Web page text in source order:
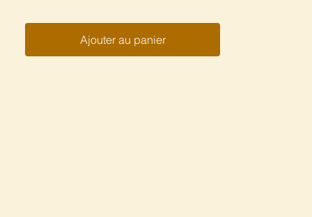
Ajouter au panier